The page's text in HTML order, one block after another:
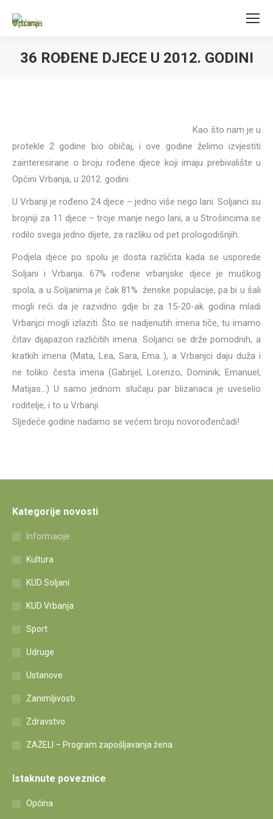
36 ROĐENE DJECE U 2012. GODINI
Kao što nam je u
protekle 2 godine bio običaj, i ove godine želimo izvjestiti
zainteresirane o broju rođene djece koji imaju prebivalište u
Općini Vrbanja, u 2012. godini.
U Vrbanji je rođeno 24 djece – jedno više nego lani. Soljanci su
brojniji za 11 djece – troje manje nego lani, a u Strošincima se
rodilo svega jedno dijete, za razliku od pet prologodišnjih.
Podjela djece po spolu je dosta različita kada se usporede
Soljani i Vrbanja. 67% rođene vrbanjske djece je muškog
spola, a u Soljanima je čak 81% ženske populacije, pa bi u šali
mogli reći da je razvidno gdje bi za 15-20-ak godina mladi
Vrbanjci mogli izlaziti. Što se nadjenutih imena tiče, tu imamo
čitav dijapazon različitih imena. Soljanci se drže pomodnih, a
kratkih imena (Mata, Lea, Sara, Ema..), a Vrbanjci daju duža i
ne toliko česta imena (Gabrijel, Lorenzo, Dominik, Emanuel,
Matijas…) U samo jednom slučaju par blizanaca je uveselio
roditelje, i to u Vrbanji.
Sljedeće godine nadamo se većem broju novorođenčadi!
Kategorije novosti
Informacije
Kultura
KUD Soljani
KUD Vrbanja
Sport
Udruge
Ustanove
Zanimljivosti
Zdravstvo
ZAŽELI – Program zapošljavanja žena
Istaknute poveznice
Općina